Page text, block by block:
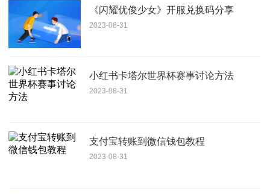
《闪耀优俊少女》开服兑换码分享
2023-08-31
小红书卡塔尔世界杯赛事讨论方法
2023-08-31
支付宝转账到微信钱包教程
2023-08-31